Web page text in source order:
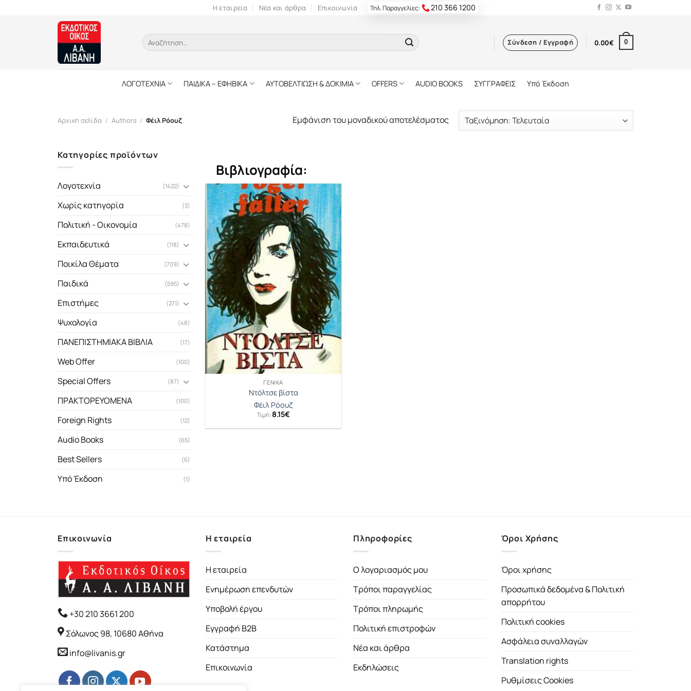
Η εταιρεία Νέα και άρθρα Επικοινωνία Τηλ. Παραγγελίες: 210 366 1200
Αναζήτηση
για:
Σύνδεση / Εγγραφή 0.00€ 0
ΛΟΓΟΤΕΧΝΙΑ ΠΑΙΔΙΚΑ – ΕΦΗΒΙΚΑ ΑΥΤΟΒΕΛΤΙΩΣΗ & ΔΟΚΙΜΙΑ OFFERS AUDIO BOOKS ΣΥΓΓΡΑΦΕΙΣ Υπό Έκδοση
Αρχική σελίδα / Authors / Φέιλ Ρόουζ Εμφάνιση του μοναδικού αποτελέσματος
Κατηγορίες προϊόντων
Λογοτεχνία (1422)
Χωρίς κατηγορία (3)
Πολιτική - Οικονομία (478)
Εκπαιδευτικά (118)
Ποικίλα Θέματα (709)
Παιδικά (595)
Επιστήμες (271)
Ψυχολογία (48)
ΠΑΝΕΠΙΣΤΗΜΙΑΚΑ ΒΙΒΛΙΑ (17)
Web Offer (100)
Special Offers (87)
ΠΡΑΚΤΟΡΕΥΟΜΕΝΑ (100)
Foreign Rights (12)
Audio Books (65)
Best Sellers (6)
Υπό Έκδοση (1)
Βιβλιογραφία:
ΓΕΝΙΚΆ
Ντόλτσε βίστα
Φέιλ Ρόουζ
Τιμή: 8.15€
Επικοινωνία
+30 210 3661 200
Σόλωνος 98, 10680 Αθήνα
info@livanis.gr
Η εταιρεία
Η εταιρεία
Ενημέρωση επενδυτών
Υποβολή έργου
Εγγραφή B2B
Κατάστημα
Επικοινωνία
Πληροφορίες
Ο λογαριασμός μου
Τρόποι παραγγελίας
Τρόποι πληρωμής
Πολιτική επιστροφών
Νέα και άρθρα
Εκδηλώσεις
Όροι Χρήσης
Όροι χρήσης
Προσωπικά δεδομένα & Πολιτική
απορρήτου
Πολιτική cookies
Ασφάλεια συναλλαγών
Translation rights
Ρυθμίσεις Cookies